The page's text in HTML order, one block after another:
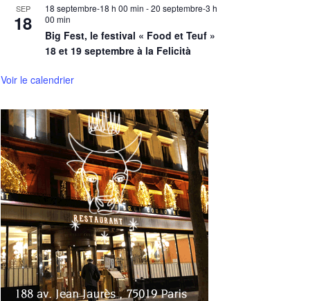
SEP
18
18 septembre-18 h 00 min -20 septembre-3 h
00 min
Big Fest, le festival « Food et Teuf »
18 et 19 septembre à la Felicità
Voir le calendrier